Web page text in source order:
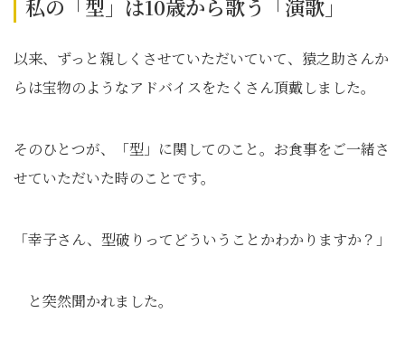
私の「型」は10歳から歌う「演歌」
以来、ずっと親しくさせていただいていて、猿之助さんか
らは宝物のようなアドバイスをたくさん頂戴しました。
そのひとつが、「型」に関してのこと。お食事をご一緒さ
せていただいた時のことです。
「幸子さん、型破りってどういうことかわかりますか？」
と突然聞かれました。